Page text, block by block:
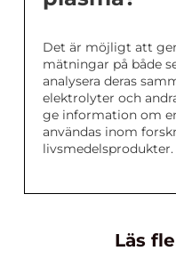
Det är möjligt att
mätningar på både
analysera deras
elektrolyter och
ge information om
användas inom
livsmedelsprodukter.
Läs